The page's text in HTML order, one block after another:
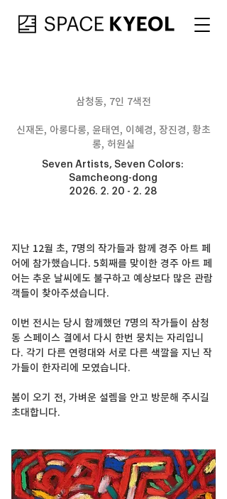
삼청동, 7인 7색전
신재돈, 아롱다롱, 윤태연, 이혜경, 장진경, 황초
롱, 허원실
Seven Artists, Seven Colors:
Samcheong-dong
2026. 2. 20 - 2. 28
지난 12월 초, 7명의 작가들과 함께 경주 아트 페
어에 참가했습니다. 5회째를 맞이한 경주 아트 페
어는 추운 날씨에도 불구하고 예상보다 많은 관람
객들이 찾아주셨습니다.
이번 전시는 당시 함께했던 7명의 작가들이 삼청
동 스페이스 결에서 다시 한번 뭉치는 자리입니
다. 각기 다른 연령대와 서로 다른 색깔을 지닌 작
가들이 한자리에 모였습니다.
봄이 오기 전, 가벼운 설렘을 안고 방문해 주시길
초대합니다.